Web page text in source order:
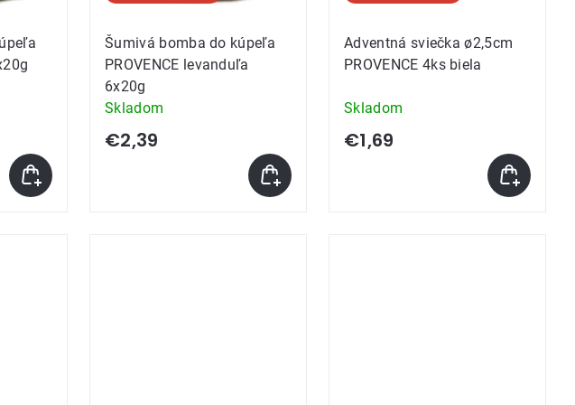
Šumivá bomba do kúpeľa
PROVENCE levanduľa
6x20g
Skladom
€2,39
Adventná sviečka ø2,5cm
PROVENCE 4ks biela
Skladom
€1,69